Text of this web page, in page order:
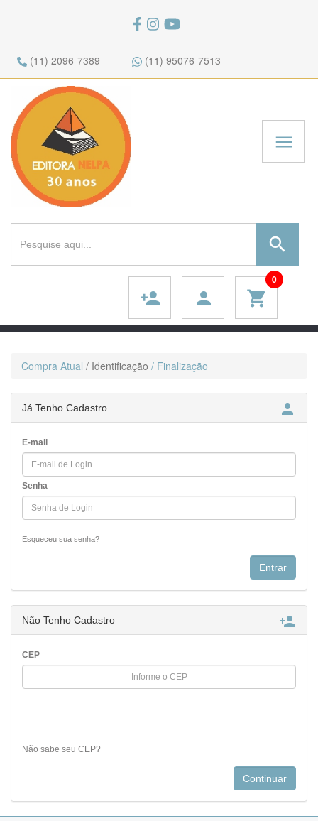
(11) 2096-7389 (11) 95076-7513
menu
search
shopping_cart
0
person
person_add
Compra Atual / Identificação / Finalização
Já Tenho Cadastro 
E-mail
Senha
Esqueceu sua senha?
Não Tenho Cadastro 
CEP
Não sabe seu CEP?